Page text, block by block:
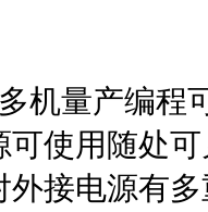
量产编程可
用随处可
电源有多